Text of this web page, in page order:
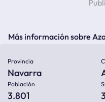
Más información sobre
Provincia
Navarra
Población
3.801